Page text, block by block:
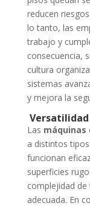
reducen
lo tanto, las
trabajo y
consecuencia,
cultura
sistemas
y mejora la
Las máquinas
a distintos
funcionan
superficies
complejidad
adecuada. En